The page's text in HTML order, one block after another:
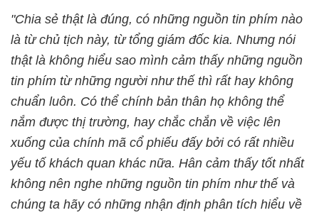
"Chia sẻ thật là đúng, có những nguồn tin phím nào
là từ chủ tịch này, từ tổng giám đốc kia. Nhưng nói
thật là không hiểu sao mình cảm thấy những nguồn
tin phím từ những người như thế thì rất hay không
chuẩn luôn. Có thể chính bản thân họ không thể
nắm được thị trường, hay chắc chắn về việc lên
xuống của chính mã cổ phiếu đấy bởi có rất nhiều
yếu tố khách quan khác nữa. Hân cảm thấy tốt nhất
không nên nghe những nguồn tin phím như thế và
chúng ta hãy có những nhận định phân tích hiểu về